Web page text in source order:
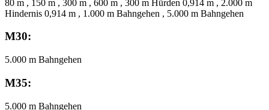
80 m , 150 m , 300 m , 600 m , 300 m Hürden 0,914 m , 2.000 m
Hindernis 0,914 m , 1.000 m Bahngehen , 5.000 m Bahngehen
M30:
5.000 m Bahngehen
M35:
5.000 m Bahngehen